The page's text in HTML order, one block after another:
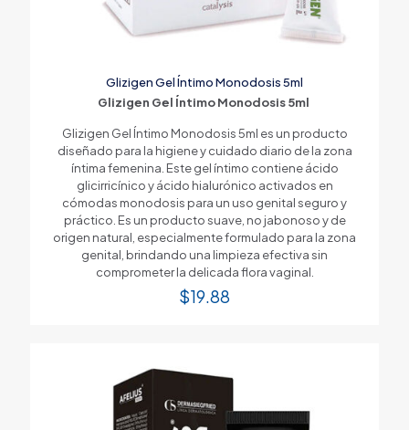
Glizigen Gel Íntimo Monodosis 5ml
Glizigen Gel Íntimo Monodosis 5ml
Glizigen Gel Íntimo Monodosis 5ml es un producto
diseñado para la higiene y cuidado diario de la zona
íntima femenina. Este gel íntimo contiene ácido
glicirricínico y ácido hialurónico activados en
cómodas monodosis para un uso genital seguro y
práctico. Es un producto suave, no jabonoso y de
origen natural, especialmente formulado para la zona
genital, brindando una limpieza efectiva sin
comprometer la delicada flora vaginal.
$19.88